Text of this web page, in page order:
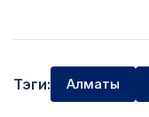
Тэги: Алматы